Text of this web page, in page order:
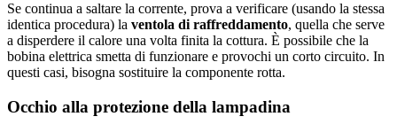
Se continua a saltare la corrente, prova a verificare (usando la stessa
identica procedura) la ventola di raffreddamento, quella che serve
a disperdere il calore una volta finita la cottura. È possibile che la
bobina elettrica smetta di funzionare e provochi un corto circuito. In
questi casi, bisogna sostituire la componente rotta.
Occhio alla protezione della lampadina